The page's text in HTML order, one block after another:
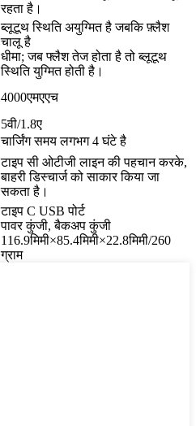
रहता है।
ब्लूटूथ स्थिति अयुग्मित है जबकि फ़्लैश
चालू है
धीमा; जब फ्लैश तेज होता है तो ब्लूटूथ
स्थिति युग्मित होती है।
4000एमएएच
5वी/1.8ए
चार्जिंग समय लगभग 4 घंटे है
टाइप सी ओटीजी लाइन की पहचान करके,
बाहरी डिस्चार्ज को साकार किया जा
सकता है।
टाइप C USB पोर्ट
पावर कुंजी, बैकअप कुंजी
116.9मिमी×85.4मिमी×22.8मिमी/260
ग्राम